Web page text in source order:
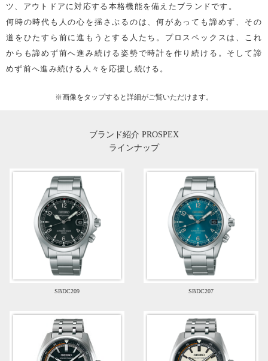
ツ、アウトドアに対応する本格機能を備えたブランドです。
何時の時代も人の心を揺さぶるのは、何があっても諦めず、その
道をひたすら前に進もうとする人たち。プロスペックスは、これ
からも諦めず前へ進み続ける姿勢で時計を作り続ける。そして諦
めず前へ進み続ける人々を応援し続ける。
※画像をタップすると詳細がご覧いただけます。
ブランド紹介 PROSPEX
ラインナップ
SBDC209 SBDC207